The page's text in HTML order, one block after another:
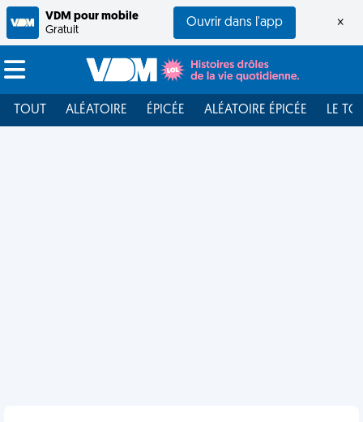
VDM pour mobile
Gratuit
Ouvrir dans l'app ×
TOUT ALÉATOIRE ÉPICÉE ALÉATOIRE ÉPICÉE LE